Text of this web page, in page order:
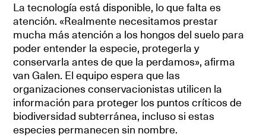
La tecnología está disponible, lo que falta es
atención. «Realmente necesitamos prestar
mucha más atención a los hongos del suelo para
poder entender la especie, protegerla y
conservarla antes de que la perdamos», afirma
van Galen. El equipo espera que las
organizaciones conservacionistas utilicen la
información para proteger los puntos críticos de
biodiversidad subterránea, incluso si estas
especies permanecen sin nombre.